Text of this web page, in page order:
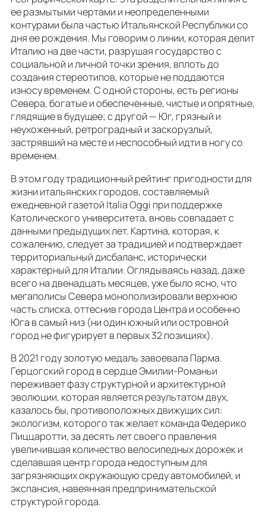
ее размытыми чертами и неопределенными
контурами была частью Итальянской Республики со
дня ее рождения. Мы говорим о линии, которая делит
Италию на две части, разрушая государство с
социальной и личной точки зрения, вплоть до
создания стереотипов, которые не поддаются
износу временем. С одной стороны, есть регионы
Севера, богатые и обеспеченные, чистые и опрятные,
глядящие в будущее; с другой — Юг, грязный и
неухоженный, ретроградный и заскорузлый,
застрявший на месте и неспособный идти в ногу со
временем.
В этом году традиционный рейтинг пригодности для
жизни итальянских городов, составляемый
ежедневной газетой Italia Oggi при поддержке
Католического университета, вновь совпадает с
данными предыдущих лет. Картина, которая, к
сожалению, следует за традицией и подтверждает
территориальный дисбаланс, исторически
характерный для Италии. Оглядываясь назад, даже
всего на двенадцать месяцев, уже было ясно, что
мегаполисы Севера монополизировали верхнюю
часть списка, оттеснив города Центра и особенно
Юга в самый низ (ни один южный или островной
город не фигурирует в первых 32 позициях).
В 2021 году золотую медаль завоевала Парма.
Герцогский город в сердце Эмилии-Романьи
переживает фазу структурной и архитектурной
эволюции, которая является результатом двух,
казалось бы, противоположных движущих сил:
экологизм, которого так желает команда Федерико
Пиццаротти, за десять лет своего правления
увеличившая количество велосипедных дорожек и
сделавшая центр города недоступным для
загрязняющих окружающую среду автомобилей, и
экспансия, навеянная предпринимательской
структурой города.